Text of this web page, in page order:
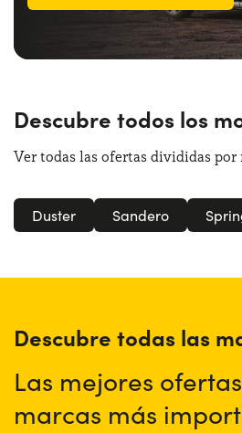
Descubre todos los
Ver todas las ofertas divididas por
Duster Sandero
Descubre todas las
Las mejores
marcas más